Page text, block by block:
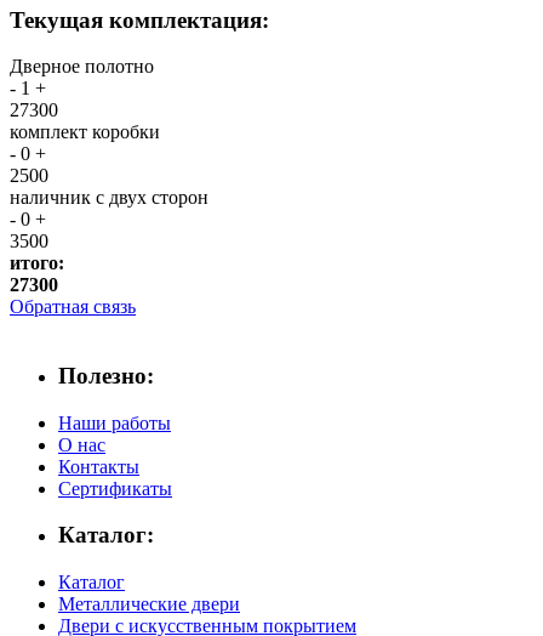
Текущая комплектация:
Дверное полотно
- 1 +
27300
комплект коробки
- 0 +
2500
наличник с двух сторон
- 0 +
3500
итого:
27300
Обратная связь
Полезно:
Наши работы
О нас
Контакты
Сертификаты
Каталог:
Каталог
Металлические двери
Двери с искусственным покрытием